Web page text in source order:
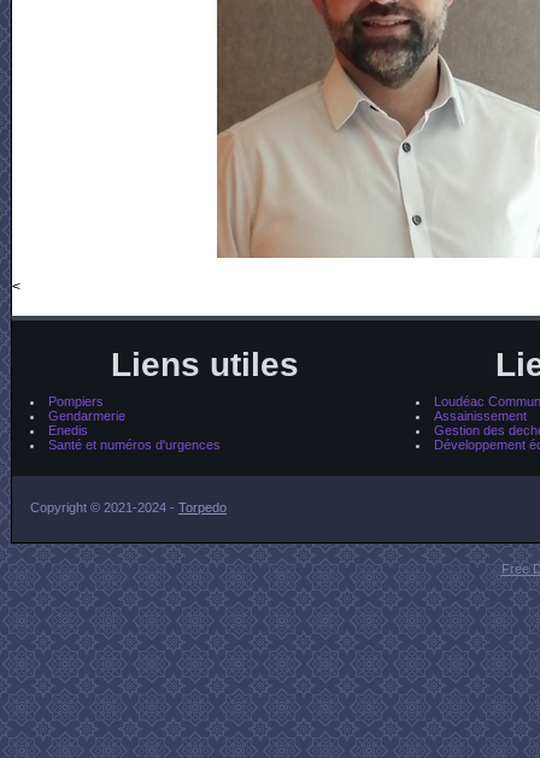
<
Liens utiles
Pompiers
Gendarmerie
Enedis
Santé et numéros d'urgences
Loudéac
Assainissement
Gestion des
Développement
Copyright © 2021-2024 - Torpedo
Free